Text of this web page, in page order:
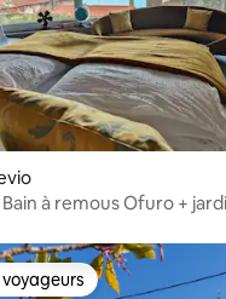
à remous Ofuro +
parmi les plus aimés